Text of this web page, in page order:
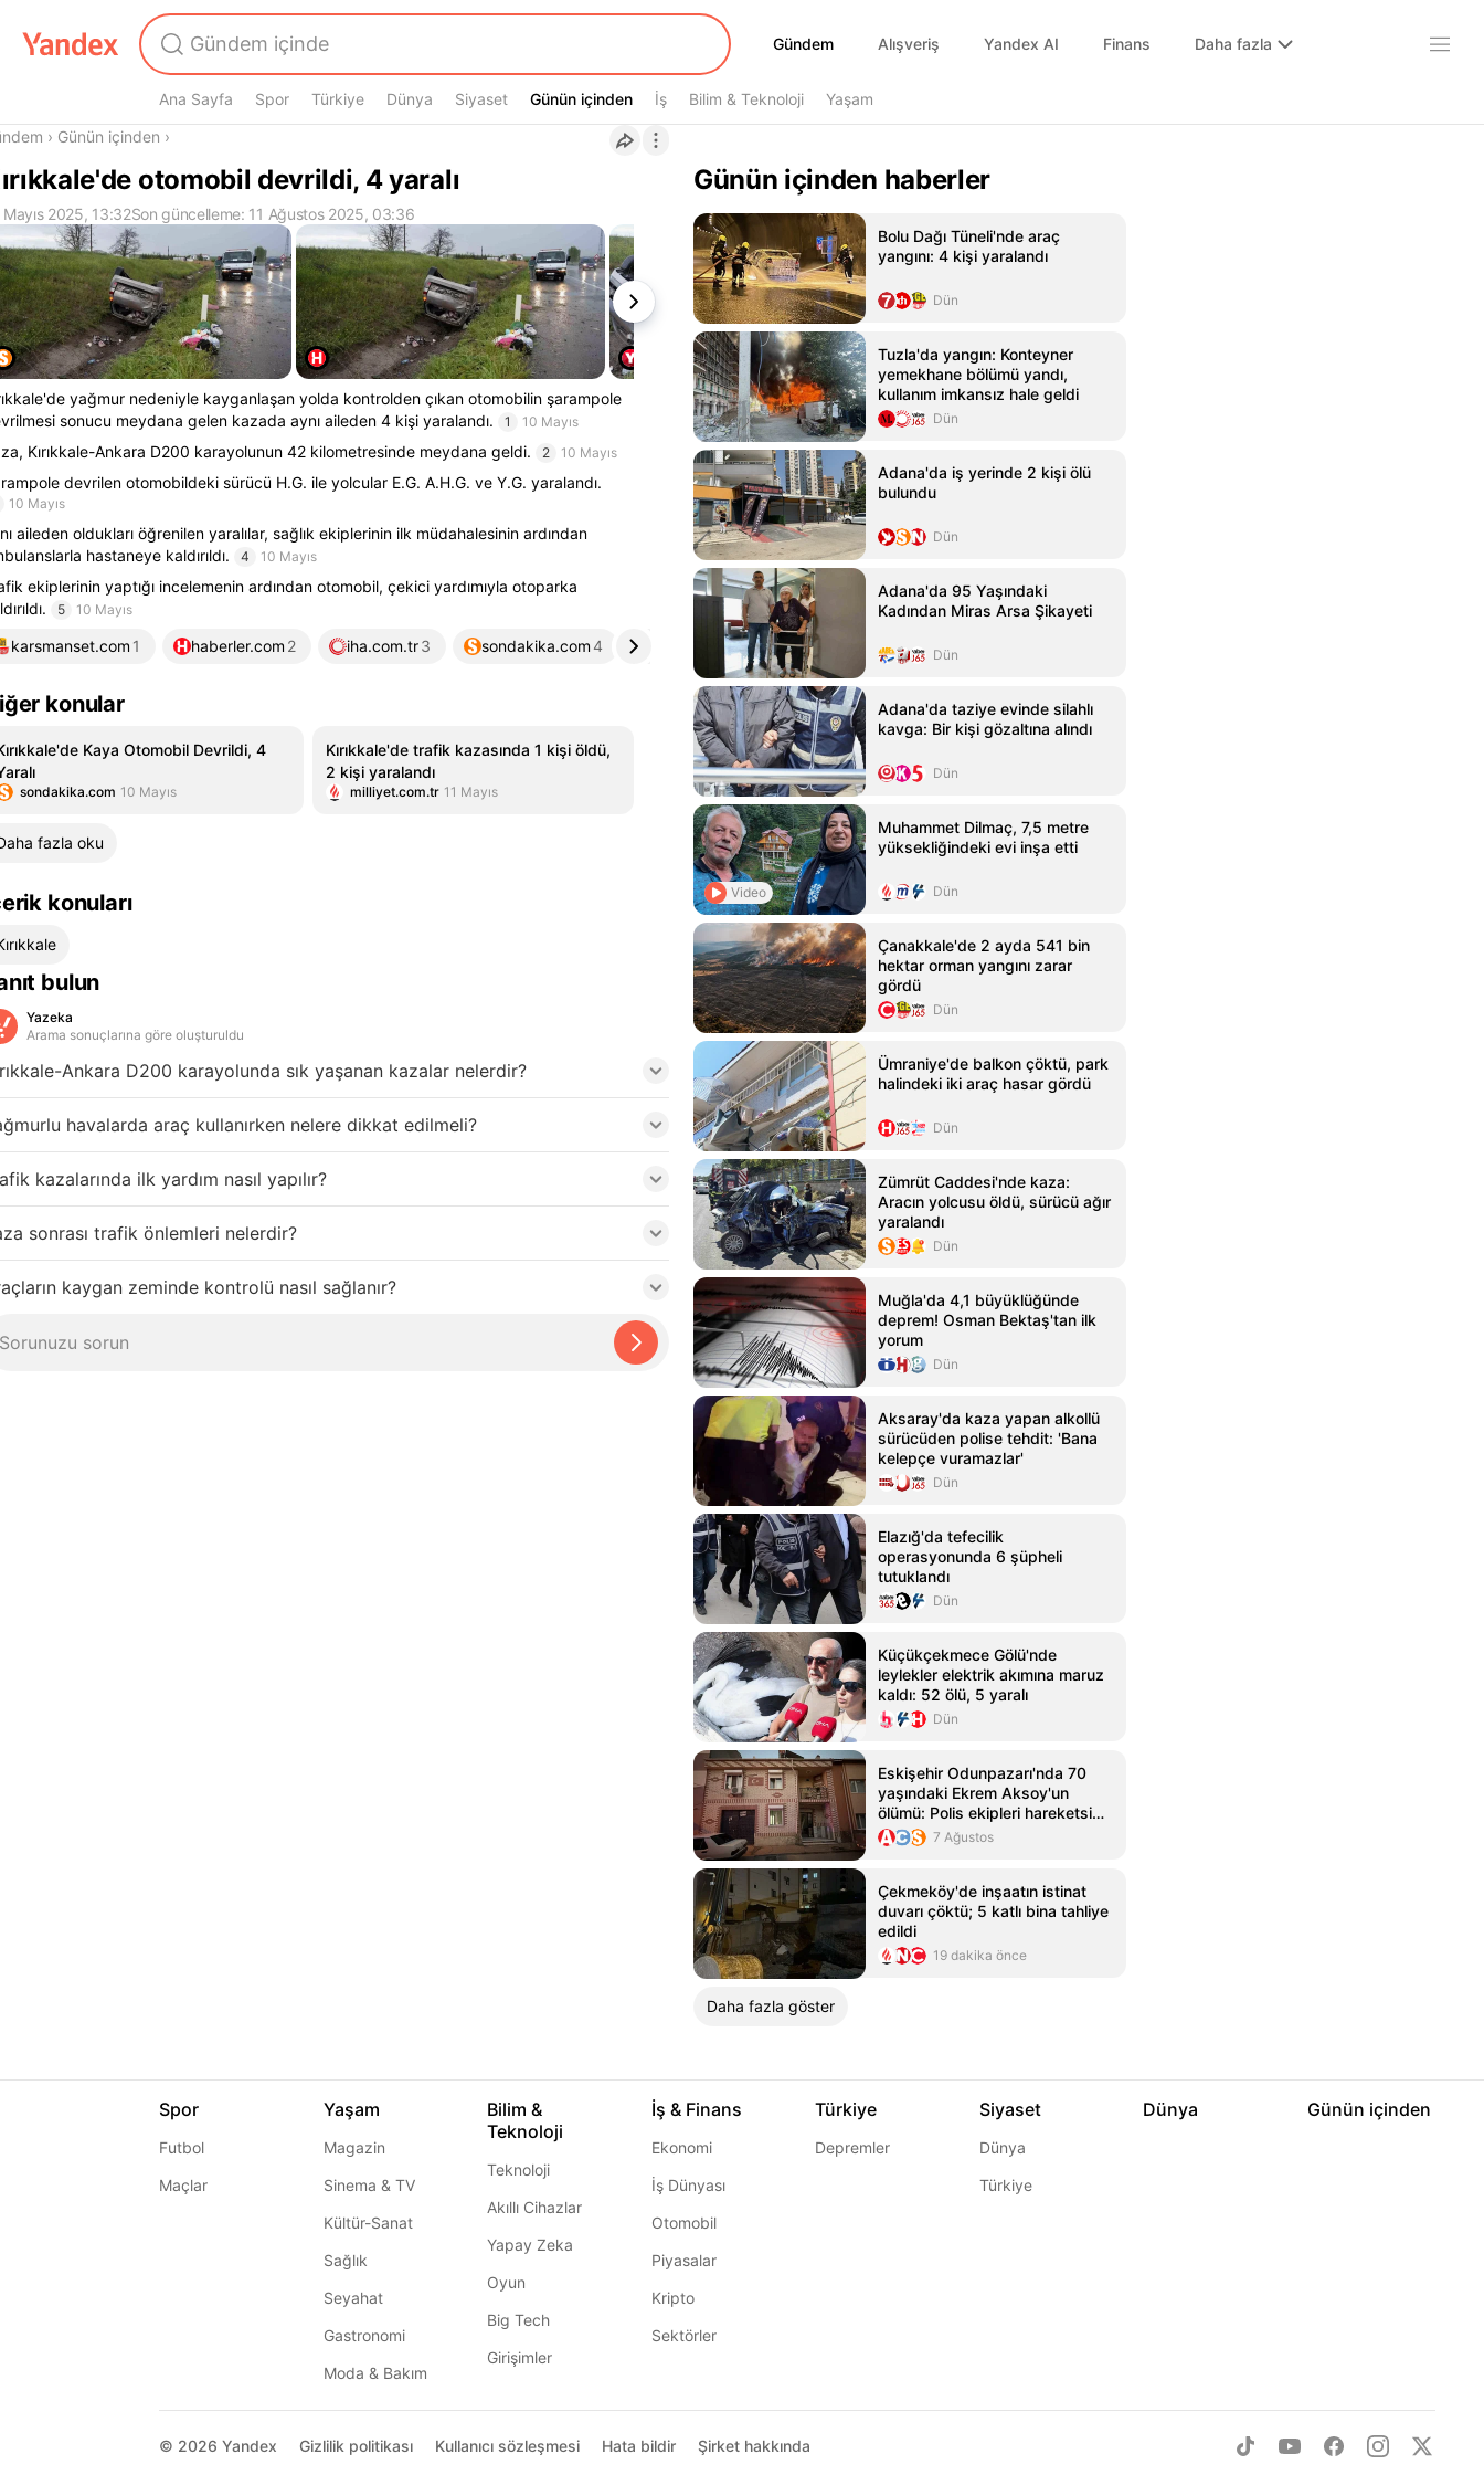
Gündem
Gündem Alışveriş Yandex AI Finans Daha fazla
Ana Sayfa Spor Türkiye Dünya Siyaset Günün içinden
Günün içinden İş Bilim & Teknoloji Yaşam
› Günün içinden ›
otomobil devrildi, 4 yaralı
Mayıs 2025, 13:32Son güncelleme: 11 Ağustos 2025, 03:36
yağmur nedeniyle kayganlaşan yolda kontrolden çıkan otomobilin şarampole
sonucu meydana gelen kazada aynı aileden 4 kişi yaralandı.
1 10 Mayıs
Kırıkkale-Ankara D200 karayolunun 42 kilometresinde meydana geldi. 2 10 Mayıs
devrilen otomobildeki sürücü H.G. ile yolcular E.G. A.H.G. ve Y.G. yaralandı.
10 Mayıs
aileden oldukları öğrenilen yaralılar, sağlık ekiplerinin ilk müdahalesinin ardından
hastaneye kaldırıldı.
4 10 Mayıs
ekiplerinin yaptığı incelemenin ardından otomobil, çekici yardımıyla otoparka
5 10 Mayıs
karsmanset.com 1 haberler.com 2 iha.com.tr3 sondakika.com4 birgun.net5
konular
Kaya Otomobil Devrildi, 4
sondakika.com 10 Mayıs
Kırıkkale'de trafik kazasında 1 kişi öldü,
2 kişi yaralandı
milliyet.com.tr 11 Mayıs
fazla oku
konuları
bulun
Yazeka
Arama sonuçlarına göre oluşturuldu
Ankara D200 karayolunda sık yaşanan kazalar nelerdir?
havalarda araç kullanırken nelere dikkat edilmeli?
kazalarında ilk yardım nasıl yapılır?
sonrası trafik önlemleri nelerdir?
kaygan zeminde kontrolü nasıl sağlanır?
Günün içinden haberler
Bolu Dağı Tüneli'nde araç
yangını: 4 kişi yaralandı
Dün
Tuzla'da yangın: Konteyner
yemekhane bölümü yandı,
kullanım imkansız hale geldi
Dün
Adana'da iş yerinde 2 kişi ölü
bulundu
Dün
Adana'da 95 Yaşındaki
Kadından Miras Arsa Şikayeti
Dün
Adana'da taziye evinde silahlı
kavga: Bir kişi gözaltına alındı
Dün
Video
Muhammet Dilmaç, 7,5 metre
yüksekliğindeki evi inşa etti
Dün
Çanakkale'de 2 ayda 541 bin
hektar orman yangını zarar
gördü
Dün
Ümraniye'de balkon çöktü, park
halindeki iki araç hasar gördü
Dün
Zümrüt Caddesi'nde kaza:
Aracın yolcusu öldü, sürücü ağır
yaralandı
Dün
Muğla'da 4,1 büyüklüğünde
deprem! Osman Bektaş'tan ilk
yorum
Dün
Aksaray'da kaza yapan alkollü
sürücüden polise tehdit: 'Bana
kelepçe vuramazlar'
Dün
Elazığ'da tefecilik
operasyonunda 6 şüpheli
tutuklandı
Dün
Küçükçekmece Gölü'nde
leylekler elektrik akımına maruz
kaldı: 52 ölü, 5 yaralı
Dün
Eskişehir Odunpazarı'nda 70
yaşındaki Ekrem Aksoy'un
ölümü: Polis ekipleri hareketsiz
buldu
7 Ağustos
Çekmeköy'de inşaatın istinat
duvarı çöktü; 5 katlı bina tahliye
edildi
19 dakika önce
Daha fazla göster
Spor
Futbol
Maçlar
Yaşam
Magazin
Sinema & TV
Kültür-Sanat
Sağlık
Seyahat
Gastronomi
Moda & Bakım
Bilim &
Teknoloji
Teknoloji
Akıllı Cihazlar
Yapay Zeka
Oyun
Big Tech
Girişimler
İş & Finans
Ekonomi
İş Dünyası
Otomobil
Piyasalar
Kripto
Sektörler
Türkiye
Depremler
Siyaset
Dünya
Türkiye
Dünya Günün içinden
© 2026 Yandex Gizlilik politikası Kullanıcı sözleşmesi Hata bildir Şirket hakkında